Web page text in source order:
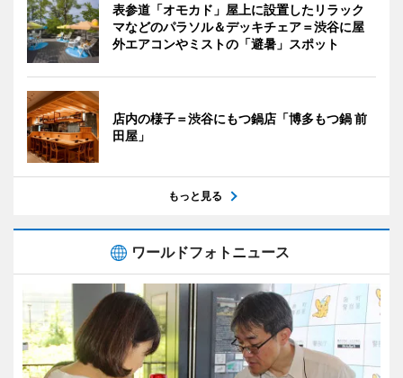
表参道「オモカド」屋上に設置したリラック
マなどのパラソル＆デッキチェア＝渋谷に屋
外エアコンやミストの「避暑」スポット
店内の様子＝渋谷にもつ鍋店「博多もつ鍋 前
田屋」
もっと見る
ワールドフォトニュース